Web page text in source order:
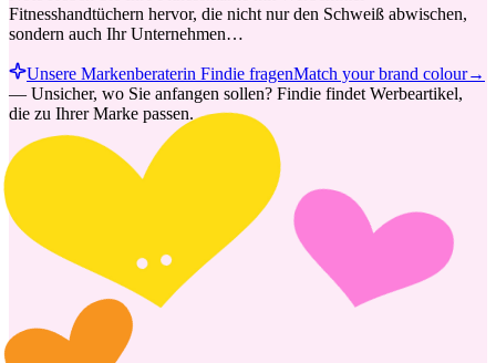
Fitnesshandtüchern hervor, die nicht nur den Schweiß abwischen,
sondern auch Ihr Unternehmen…
Unsere Markenberaterin Findie fragenMatch your brand colour→
— Unsicher, wo Sie anfangen sollen? Findie findet Werbeartikel,
die zu Ihrer Marke passen.